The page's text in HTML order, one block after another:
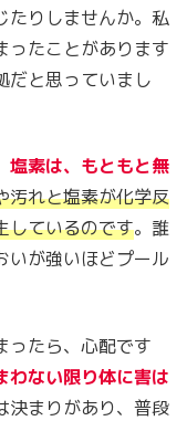
たりしませんか。私
ったことがあります
だと思っていまし
塩素は、もともと無
汚れと塩素が化学反
しているのです。誰
いが強いほどプール
ったら、心配です
わない限り体に害は
決まりがあり、普段